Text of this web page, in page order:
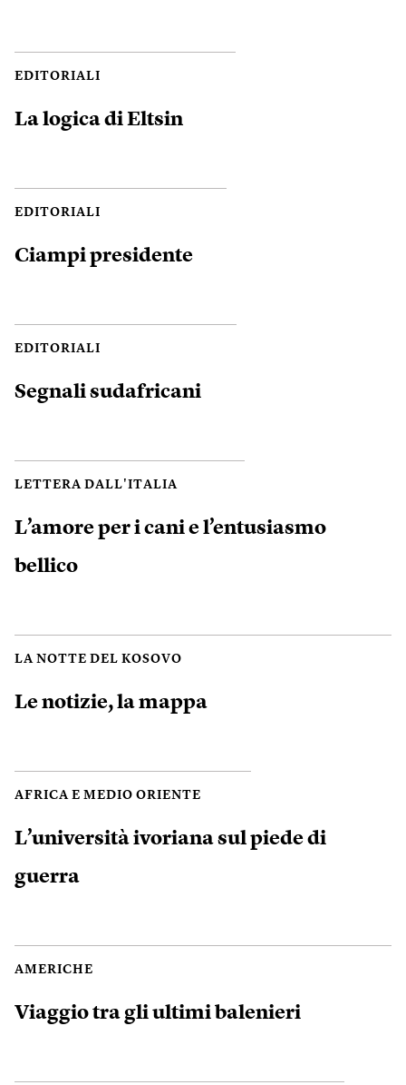
EDITORIALI
La logica di Eltsin
EDITORIALI
Ciampi presidente
EDITORIALI
Segnali sudafricani
LETTERA DALL'ITALIA
L’amore per i cani e l’entusiasmo
bellico
LA NOTTE DEL KOSOVO
Le notizie, la mappa
AFRICA E MEDIO ORIENTE
L’università ivoriana sul piede di
guerra
AMERICHE
Viaggio tra gli ultimi balenieri